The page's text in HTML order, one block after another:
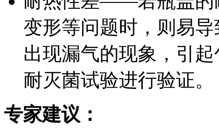
变形等问题时，则易
出现漏气的现象，引
耐灭菌试验进行验证。
专家建议：